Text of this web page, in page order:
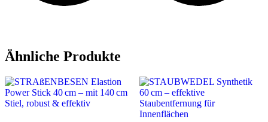
Ähnliche Produkte